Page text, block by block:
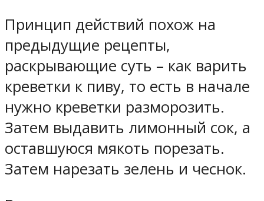
Принцип действий похож на
предыдущие рецепты,
раскрывающие суть – как варить
креветки к пиву, то есть в начале
нужно креветки разморозить.
Затем выдавить лимонный сок, а
оставшуюся мякоть порезать.
Затем нарезать зелень и чеснок.